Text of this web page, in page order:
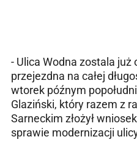
- Ulica Wodna zostala
przejezdna na całej
wtorek późnym
Glaziński, który razem z
Sarneckim złożył
sprawie modernizacji